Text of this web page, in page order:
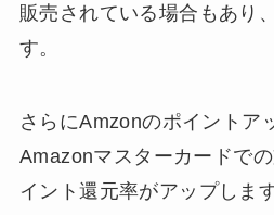
販売されている場合もあり
す。
さらにAmzonのポイントア
Amazonマスターカードで
イント還元率がアップします